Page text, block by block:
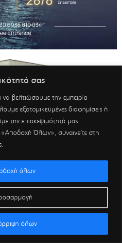
σας
βελτιώσουμε την εμπειρία
εξατομικευμένες διαφημίσεις ή
την επισκεψιμότητά μας.
«Αποδοχή Όλων», συναινείτε στη
όλων
όλων